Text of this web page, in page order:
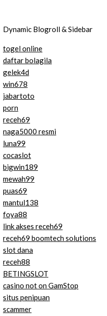
Dynamic Blogroll & Sidebar
togel online
daftar bolagila
gelek4d
win678
jabartoto
porn
receh69
naga5000 resmi
luna99
cocaslot
bigwin189
mewah99
puas69
mantul138
foya88
link akses receh69
receh69 boomtech solutions
slot dana
receh88
BETINGSLOT
casino not on GamStop
situs penipuan
scammer